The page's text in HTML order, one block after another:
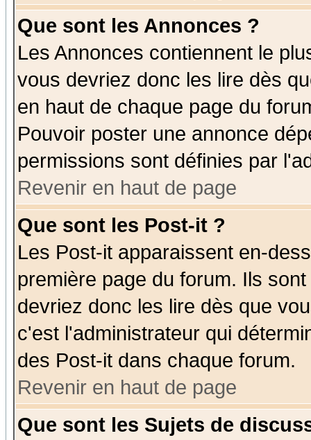
Que sont les Annonces ?
Les Annonces contiennent le
vous devriez donc les lire dès
en haut de chaque page du
Pouvoir poster une annonce
permissions sont définies par
Revenir en haut de page
Que sont les Post-it ?
Les Post-it apparaissent en-
première page du forum. Ils
devriez donc les lire dès que
c'est l'administrateur qui
des Post-it dans chaque forum.
Revenir en haut de page
Que sont les Sujets de